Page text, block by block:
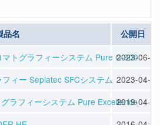
品名 公開日
トグラフィーシステム Pure C-900
2023-06-07
ィー Sepiatec SFCシステム 2023-04-14
ラフィーシステム Pure Excellence
2019-04-22